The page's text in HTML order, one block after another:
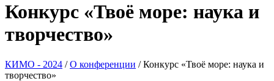
Конкурс «Твоё море: наука и
творчество»
КИМО - 2024 /О конференции /Конкурс «Твоё море: наука и
творчество»